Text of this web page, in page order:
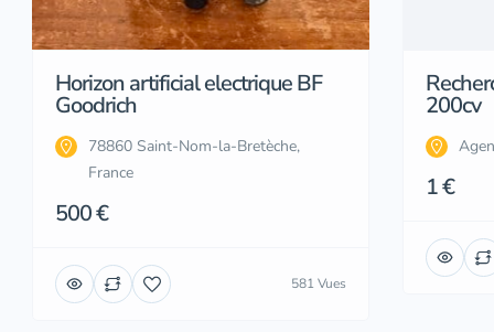
Horizon artificial electrique BF
Goodrich
78860 Saint-Nom-la-Bretèche,
France
500 €
581 Vues
200cv
1 €